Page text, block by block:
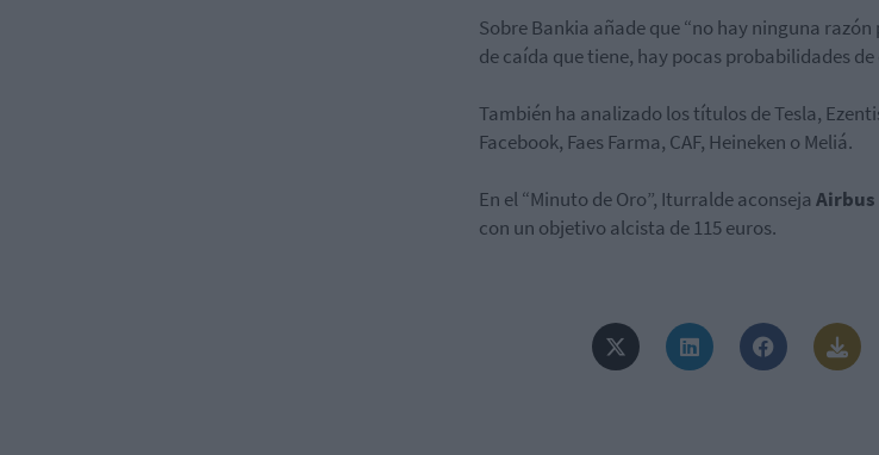
Sobre Bankia añade que “no hay ninguna
de caída que tiene, hay pocas probabilidades de
También ha analizado los títulos de Tesla,
Facebook, Faes Farma, CAF, Heineken o Meliá.
En el “Minuto de Oro”, Iturralde aconseja Airbus
con un objetivo alcista de 115 euros.